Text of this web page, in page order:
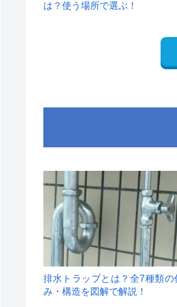
は？使う場所で選ぶ！
1
排水トラップとは？全7種類の
み・構造を図解で解説！